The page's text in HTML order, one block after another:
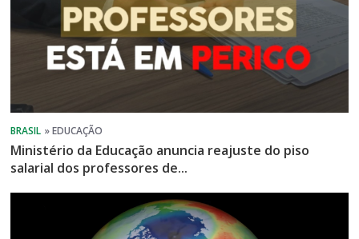
Ministério da Educação anuncia reajuste do piso
salarial dos professores de...